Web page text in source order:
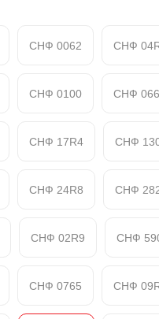
СНФ 0062 СНФ
СНФ 0100 СНФ
СНФ 17R4 СНФ
СНФ 24R8 СНФ
СНФ 02R9 СНФ
СНФ 0765 СНФ